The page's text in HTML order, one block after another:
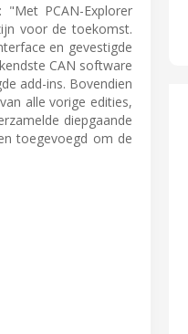
PCAN-Explorer
voor de toekomst.
en gevestigde
CAN software
add-ins. Bovendien
alle vorige edities,
diepgaande
toegevoegd om de